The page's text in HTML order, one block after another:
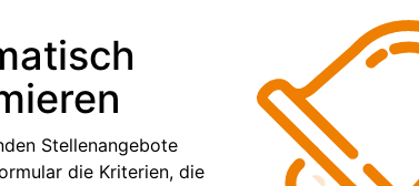
Stellenangebote
die Kriterien, die